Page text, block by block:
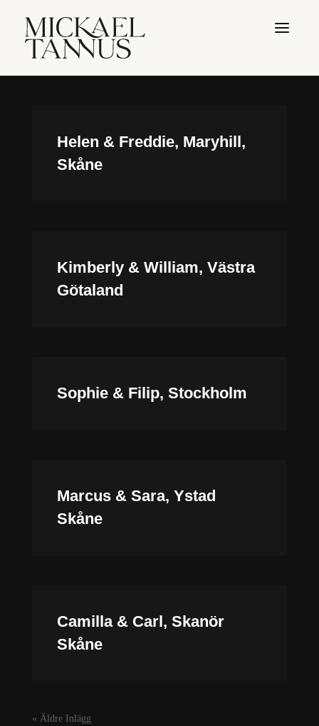
Helen & Freddie, Maryhill,
Skåne
Kimberly & William, Västra
Götaland
Sophie & Filip, Stockholm
Marcus & Sara, Ystad
Skåne
Camilla & Carl, Skanör
Skåne
« Äldre Inlägg